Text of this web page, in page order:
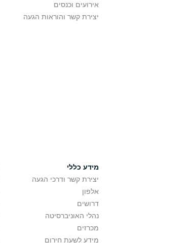
אירועים וכנסים
יצירת קשר והוראות הגעה
מידע כללי
יצירת קשר ודרכי הגעה
אלפון
דרושים
נהלי האוניברסיטה
מכרזים
מידע לשעת חירום